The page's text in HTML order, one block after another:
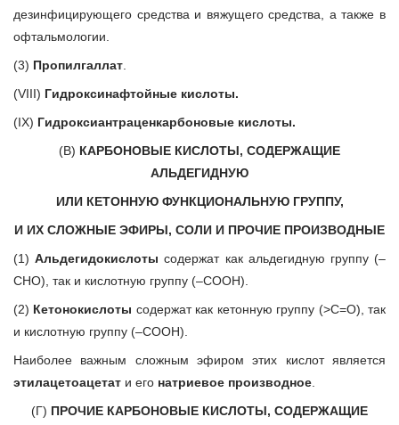
дезинфицирующего средства и вяжущего средства, а также в
офтальмологии.
(3) Пропилгаллат
(VIII) Гидроксинафтойные кислоты.
(IX) Гидроксиантраценкарбоновые кислоты.
(В) КАРБОНОВЫЕ КИСЛОТЫ, СОДЕРЖАЩИЕ
АЛЬДЕГИДНУЮ
ИЛИ КЕТОННУЮ ФУНКЦИОНАЛЬНУЮ ГРУППУ,
И ИХ СЛОЖНЫЕ ЭФИРЫ, СОЛИ И ПРОЧИЕ ПРОИЗВОДНЫЕ
(1)Альдегидокислотысодержат как альдегидную группу (–
СНО), так и кислотную группу (–СООН).
(2) Кетонокислоты содержат как кетонную группу (>С=О), так
и кислотную группу (–СООН).
Наиболее важным сложным эфиром этих кислот является
этилацетоацетат и его натриевое производное
(Г) ПРОЧИЕ КАРБОНОВЫЕ КИСЛОТЫ, СОДЕРЖАЩИЕ